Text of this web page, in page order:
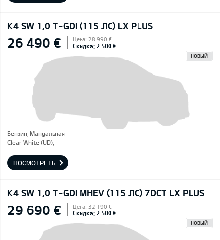
K4 SW 1,0 T-GDI (115 ЛС) LX PLUS
26 490 € Цена: 28 990 €
Скидка: 2 500 €
НОВЫЙ
Бензин, Mануальная
Clear White (UD),
ПОСМОТРЕТЬ
K4 SW 1,0 T-GDI MHEV (115 ЛС) 7DCT LX PLUS
29 690 € Цена: 32 190 €
Скидка: 2 500 €
НОВЫЙ